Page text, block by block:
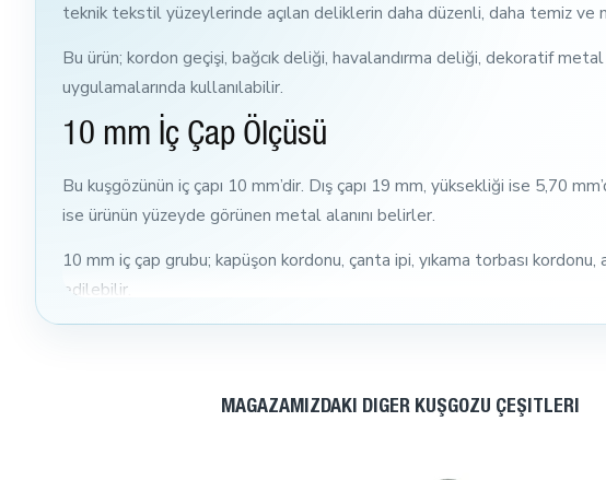
teknik tekstil yüzeylerinde açılan deliklerin daha düzenli, daha temiz ve
Bu ürün; kordon geçişi, bağcık deliği, havalandırma deliği, dekoratif
uygulamalarında kullanılabilir.
10 mm İç Çap Ölçüsü
Bu kuşgözünün iç çapı 10 mm’dir. Dış çapı 19 mm, yüksekliği ise 5,70
ise ürünün yüzeyde görünen metal alanını belirler.
10 mm iç çap grubu; kapüşon kordonu, çanta ipi, yıkama torbası
edilebilir.
MAĞAZAMIZDAKI DIĞER KUŞGÖZÜ ÇEŞITLERI